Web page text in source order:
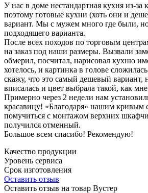
У нас в доме нестандартная кухня из-за
поэтому готовые кухни (хоть они и
вариант. Мы с мужем много где были,
подходящего варианта.
После всех походов по торговым
на заказ под наши размеры. Вызвали
обмерил, посчитал, нарисовал кухню
хотелось, и картинка в голове
скажу, что это самый дешевый вариант,
вписалась и цвет выбрала такой, как
Примерно через 2 недели нам
красавицу! «Благодаря» нашим кривым
помучиться с монтажом верхних
получился отменный.
Большое всем спасибо! Рекомендую!
Качество продукции
Уровень сервиса
Срок изготовления
Оставить отзыв
Оставить отзыв на товар Вустер